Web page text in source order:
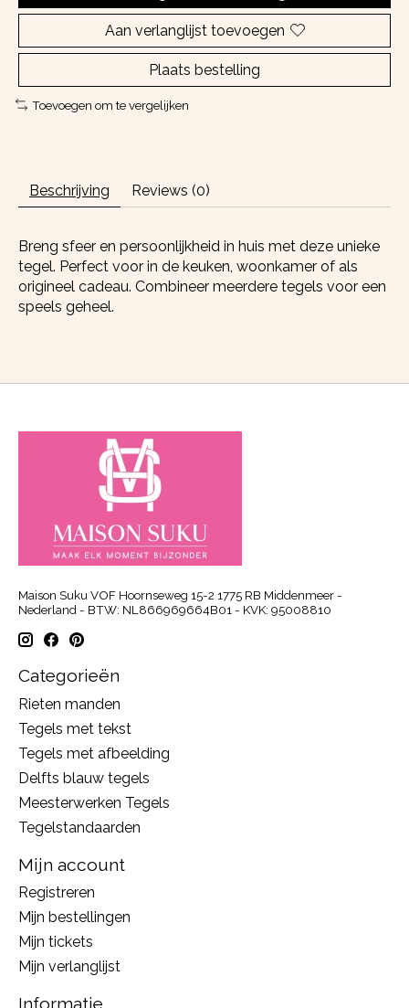
Aan verlanglijst toevoegen
Plaats bestelling
Toevoegen om te vergelijken
Beschrijving Reviews (0)
Breng sfeer en persoonlijkheid in huis met deze unieke
tegel. Perfect voor in de keuken, woonkamer of als
origineel cadeau. Combineer meerdere tegels voor een
speels geheel.
Maison Suku VOF Hoornseweg 15-2 1775 RB Middenmeer -
Nederland - BTW: NL866969664B01 - KVK: 95008810
Categorieën
Rieten manden
Tegels met tekst
Tegels met afbeelding
Delfts blauw tegels
Meesterwerken Tegels
Tegelstandaarden
Mijn account
Registreren
Mijn bestellingen
Mijn tickets
Mijn verlanglijst
Informatie